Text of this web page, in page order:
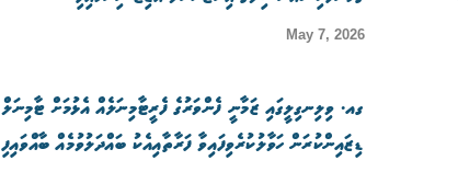
May 7, 2026
ގއ. ވިލިނގިލީގައި ޒަމާނީ ފެންވަރުގެ ފެރީޓާމިނަލެއް އެޅުމަށް ޓާމިނަލް
ޑިޒައިންކުރަން ހަވާލުކުރެވިފައިވާ ފަރާތާއިއެކު ބައްދަލުވުމެއް ބާއްވައިފި